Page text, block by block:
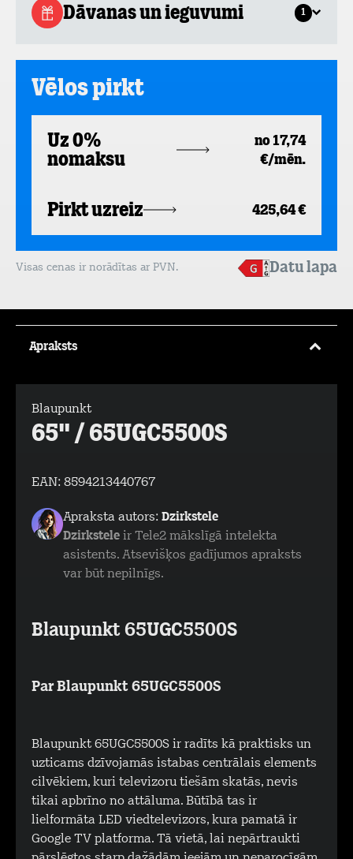
Dāvanas un ieguvumi 1
Vēlos pirkt
Uz 0%
nomaksu
no 17,74
€/mēn.
Pirkt uzreiz 425,64 €
Visas cenas ir norādītas ar PVN. Datu lapa
Apraksts
Blaupunkt
65" / 65UGC5500S
EAN: 8594213440767
Apraksta autors: Dzirkstele
Dzirkstele ir Tele2 mākslīgā intelekta
asistents. Atsevišķos gadījumos apraksts
var būt nepilnīgs.
Blaupunkt 65UGC5500S
Par Blaupunkt 65UGC5500S
Blaupunkt 65UGC5500S ir radīts kā praktisks un
uzticams dzīvojamās istabas centrālais elements
cilvēkiem, kuri televizoru tiešām skatās, nevis
tikai apbrīno no attāluma. Būtībā tas ir
lielformāta LED viedtelevizors, kura pamatā ir
Google TV platforma. Tā vietā, lai nepārtraukti